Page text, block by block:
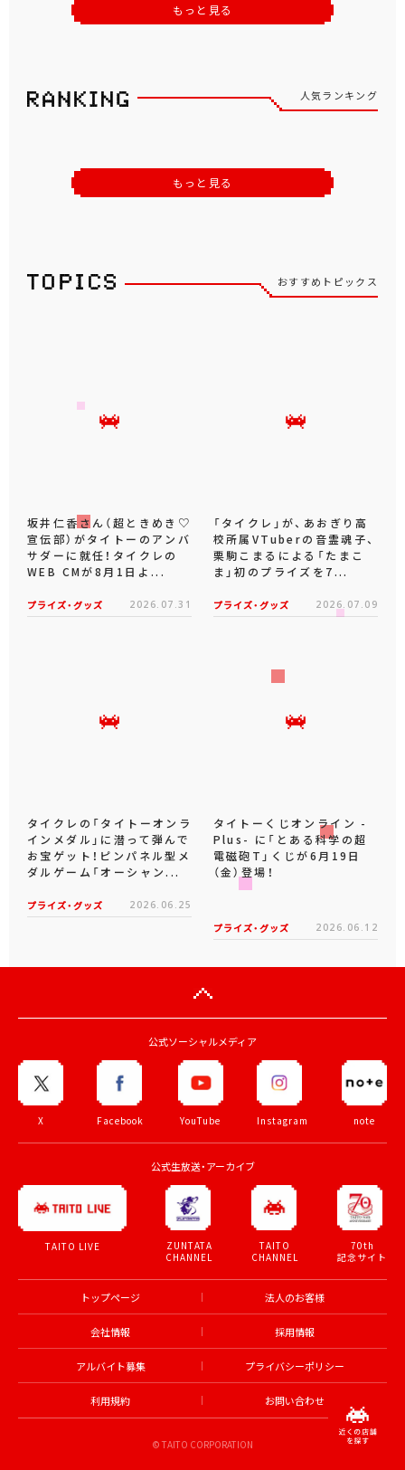
もっと見る
人気ランキング
もっと見る
おすすめトピックス
坂井仁香さん（超ときめき♡
宣伝部）がタイトーのアンバ
サダーに就任！タイクレの
WEB CMが8月1日よ...
プライズ・グッズ 2026.07.31
「タイクレ」が、あおぎり高
校所属VTuberの音霊魂子、
栗駒こまるによる「たまこ
ま」初のプライズを7...
プライズ・グッズ 2026.07.09
タイクレの「タイトーオンラ
インメダル」に潜って弾んで
お宝ゲット！ピンパネル型メ
ダルゲーム「オーシャン...
プライズ・グッズ 2026.06.25
タイトーくじオンライン -
Plus- に「とある科学の超
電磁砲T」くじが6月19日
（金）登場！
プライズ・グッズ 2026.06.12
公式ソーシャルメディア
X Facebook YouTube Instagram note
公式生放送・アーカイブ
TAITO LIVE
ZUNTATA
CHANNEL
TAITO
CHANNEL
70th
記念サイト
トップページ 法人のお客様
会社情報 採用情報
アルバイト募集 プライバシーポリシー
利用規約 お問い合わせ
© TAITO CORPORATION